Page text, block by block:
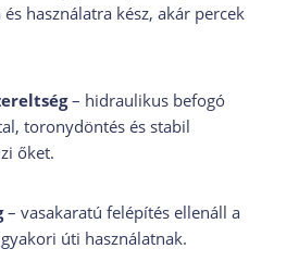
használatra kész, akár percek
– hidraulikus befogó
toronydöntés és stabil
őket.
– vasakaratú felépítés ellenáll a
úti használatnak.